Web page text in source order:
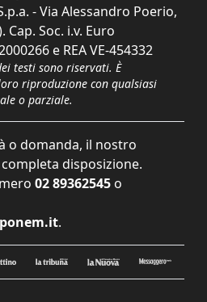
- Via Alessandro Poerio,
Cap. Soc. i.v. Euro
e REA VE-454332
testi sono riservati. È
riproduzione con qualsiasi
o parziale.
o domanda, il nostro
disposizione.
02 89362545 o
.